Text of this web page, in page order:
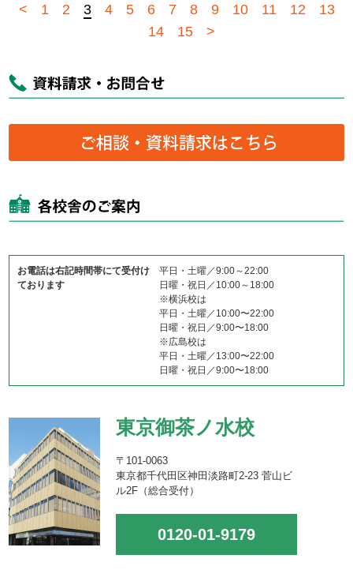
< 1 2 3 4 5 6 7 8 9 10 11 12
13
14
15 >
お電話は右記時間帯にて受付け
ております
平日・土曜／9:00～22:00
日曜・祝日／10:00～18:00
※横浜校は
平日・土曜／10:00〜22:00
日曜・祝日／9:00〜18:00
※広島校は
平日・土曜／13:00〜22:00
日曜・祝日／9:00〜18:00
東京御茶ノ水校
〒101-0063
東京都千代田区神田淡路町2-23 菅山ビ
ル2F（総合受付）
0120-01-9179